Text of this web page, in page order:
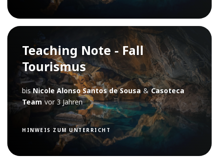
Teaching Note - Fall
Tourismus
bisNicole Alonso Santos de Sousa & Casoteca
Team vor 3 Jahren
HINWEIS ZUM UNTERRICHT